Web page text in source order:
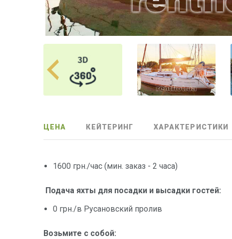
ЦЕНА КЕЙТЕРИНГ ХАРАКТЕРИСТИКИ
1600 грн./час (мин. заказ - 2 часа)
Подача яхты для посадки и высадки гостей:
0 грн./в Русановский пролив
Возьмите с собой: